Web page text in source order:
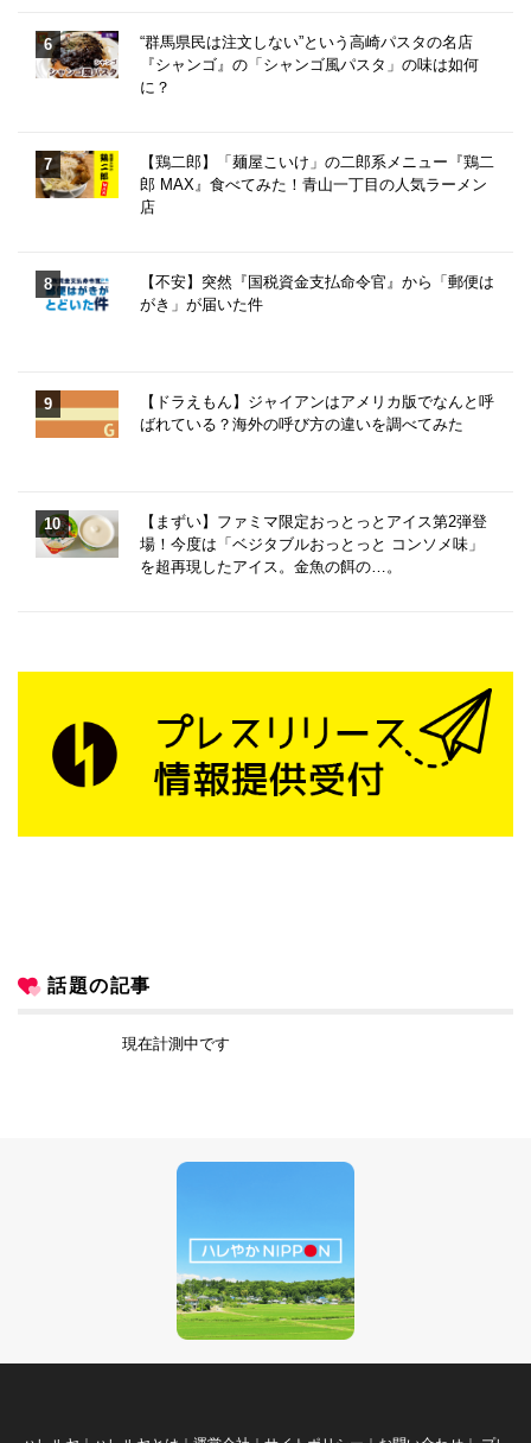
“群馬県民は注文しない”という高崎パスタの名店
『シャンゴ』の「シャンゴ風パスタ」の味は如何
に？
【鶏二郎】「麺屋こいけ」の二郎系メニュー『鶏二
郎 MAX』食べてみた！青山一丁目の人気ラーメン
店
【不安】突然『国税資金支払命令官』から「郵便は
がき」が届いた件
【ドラえもん】ジャイアンはアメリカ版でなんと呼
ばれている？海外の呼び方の違いを調べてみた
【まずい】ファミマ限定おっとっとアイス第2弾登
場！今度は「ベジタブルおっとっと コンソメ味」
を超再現したアイス。金魚の餌の…。
話題の記事
現在計測中です